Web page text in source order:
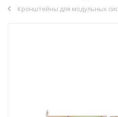
Кронштейны для модульных